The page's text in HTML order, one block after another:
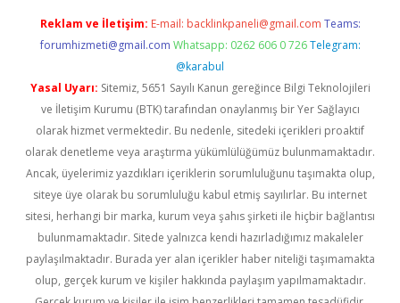
Reklam ve İletişim: E-mail: backlinkpaneli@gmail.com Teams:
forumhizmeti@gmail.com Whatsapp: 0262 606 0 726 Telegram:
@karabul
Yasal Uyarı: Sitemiz, 5651 Sayılı Kanun gereğince Bilgi Teknolojileri
ve İletişim Kurumu (BTK) tarafından onaylanmış bir Yer Sağlayıcı
olarak hizmet vermektedir. Bu nedenle, sitedeki içerikleri proaktif
olarak denetleme veya araştırma yükümlülüğümüz bulunmamaktadır.
Ancak, üyelerimiz yazdıkları içeriklerin sorumluluğunu taşımakta olup,
siteye üye olarak bu sorumluluğu kabul etmiş sayılırlar. Bu internet
sitesi, herhangi bir marka, kurum veya şahıs şirketi ile hiçbir bağlantısı
bulunmamaktadır. Sitede yalnızca kendi hazırladığımız makaleler
paylaşılmaktadır. Burada yer alan içerikler haber niteliği taşımamakta
olup, gerçek kurum ve kişiler hakkında paylaşım yapılmamaktadır.